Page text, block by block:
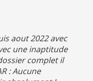
aout 2022 avec
une inaptitude
complet il
: Aucune